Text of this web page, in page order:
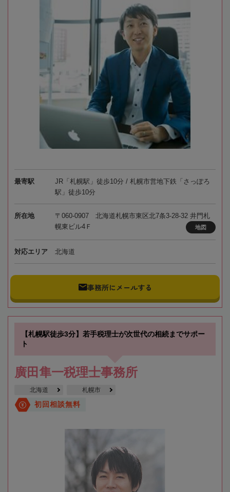
最寄駅
JR「札幌駅」徒歩10分 / 札幌市営地下鉄「さっぽろ
駅」徒歩10分
所在地
〒060-0907 北海道札幌市東区北7条3-28-32 井門札
幌東ビル4Ｆ
地図
対応エリア 北海道
事務所にメールする
【札幌駅徒歩3分】若手税理士が次世代の相続までサポー
ト
廣田隼一税理士事務所
北海道 札幌市
初回相談無料